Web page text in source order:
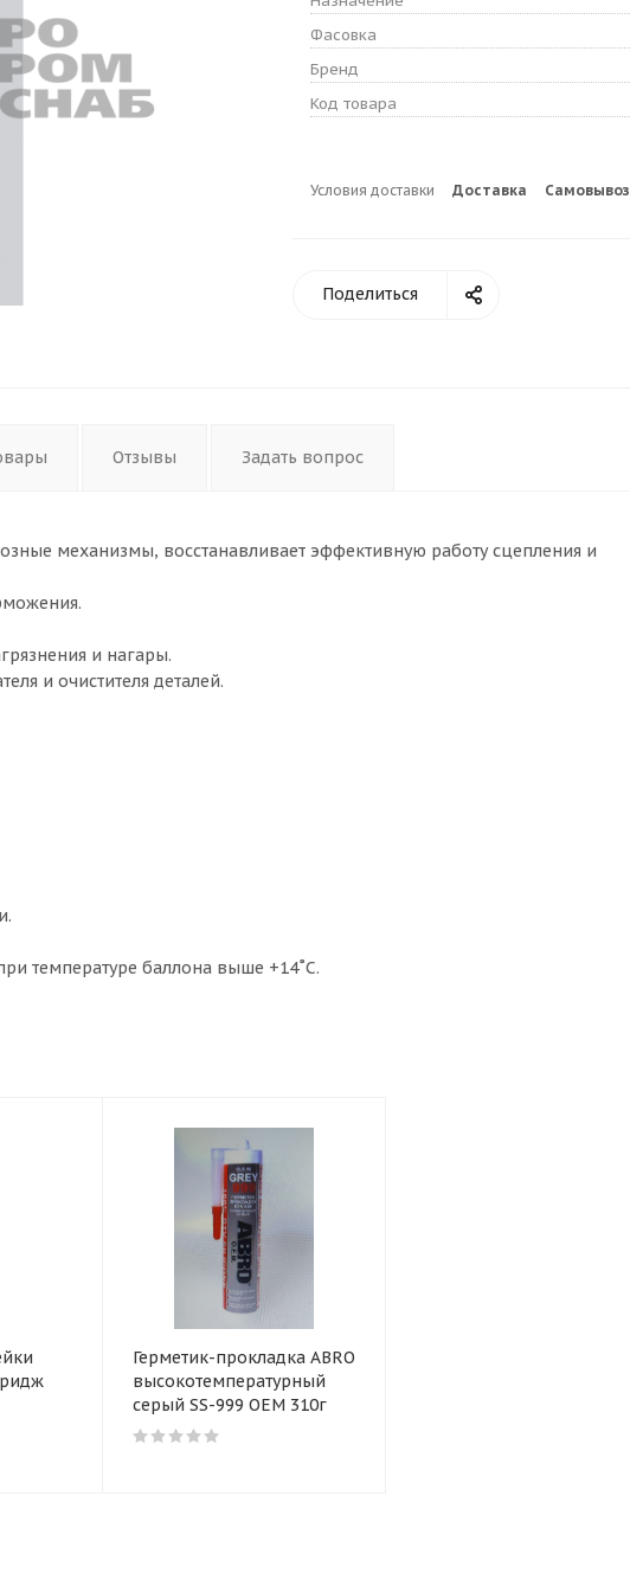
Фасовка
Бренд
Код товара
Условия доставки Доставка Самовывоз
Поделиться
Отзывы Задать вопрос
механизмы, восстанавливает эффективную работу сцепления и
и нагары.
и очистителя деталей.
температуре баллона выше +14˚C.
Герметик-прокладка ABRO
высокотемпературный
серый SS-999 OEM 310г